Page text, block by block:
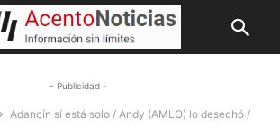
- Publicidad -
Adancín sí está solo / Andy (AMLO) lo desechó /